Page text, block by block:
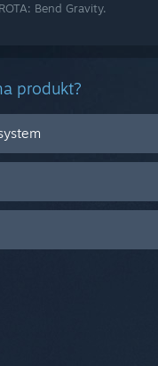
Bend Gravity.
produkt?